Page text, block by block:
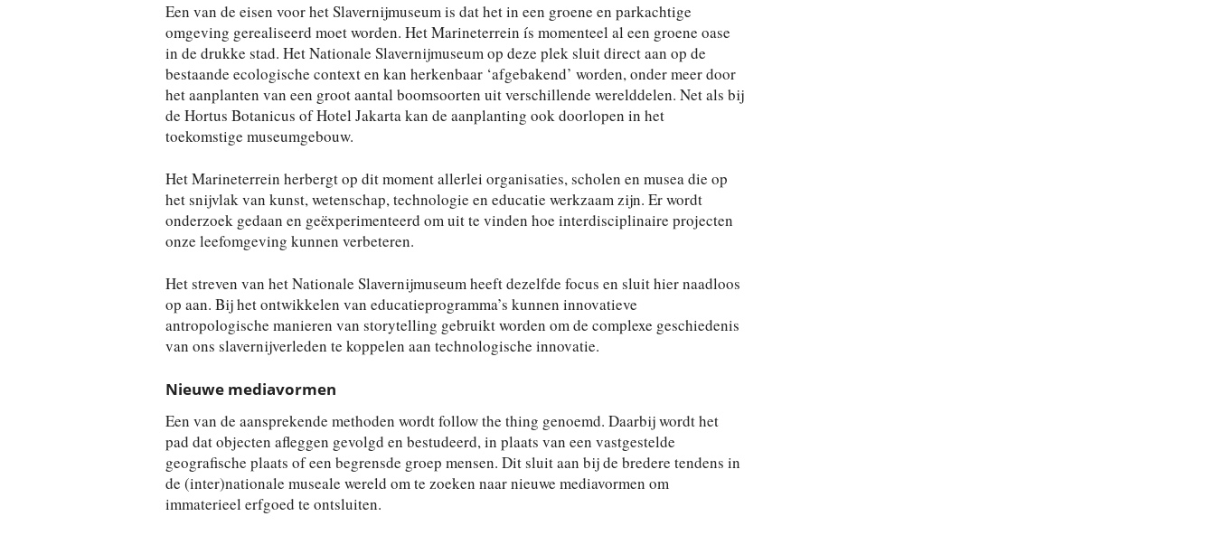
Een van de eisen voor het Slavernijmuseum is dat het in een groene en parkachtige
omgeving gerealiseerd moet worden. Het Marineterrein ís momenteel al een groene oase
in de drukke stad. Het Nationale Slavernijmuseum op deze plek sluit direct aan op de
bestaande ecologische context en kan herkenbaar ‘afgebakend’ worden, onder meer door
het aanplanten van een groot aantal boomsoorten uit verschillende werelddelen. Net als bij
de Hortus Botanicus of Hotel Jakarta kan de aanplanting ook doorlopen in het
toekomstige museumgebouw.
Het Marineterrein herbergt op dit moment allerlei organisaties, scholen en musea die op
het snijvlak van kunst, wetenschap, technologie en educatie werkzaam zijn. Er wordt
onderzoek gedaan en geëxperimenteerd om uit te vinden hoe interdisciplinaire projecten
onze leefomgeving kunnen verbeteren.
Het streven van het Nationale Slavernijmuseum heeft dezelfde focus en sluit hier naadloos
op aan. Bij het ontwikkelen van educatieprogramma’s kunnen innovatieve
antropologische manieren van storytelling gebruikt worden om de complexe geschiedenis
van ons slavernijverleden te koppelen aan technologische innovatie.
Nieuwe mediavormen
Een van de aansprekende methoden wordt follow the thing genoemd. Daarbij wordt het
pad dat objecten afleggen gevolgd en bestudeerd, in plaats van een vastgestelde
geografische plaats of een begrensde groep mensen. Dit sluit aan bij de bredere tendens in
de (inter)nationale museale wereld om te zoeken naar nieuwe mediavormen om
immaterieel erfgoed te ontsluiten.